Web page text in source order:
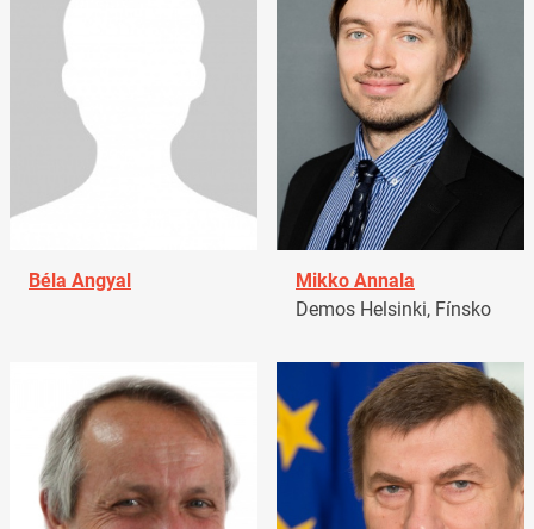
Béla Angyal
Mikko Annala
Demos Helsinki, Fínsko